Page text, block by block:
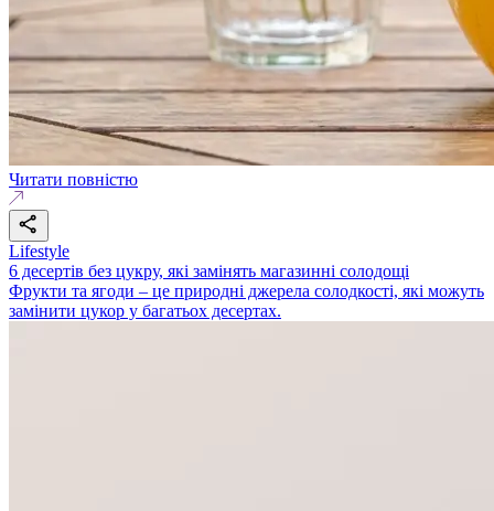
Читати повністю
Lifestyle
6 десертів без цукру, які замінять магазинні солодощі
Фрукти та ягоди – це природні джерела солодкості, які можуть
замінити цукор у багатьох десертах.